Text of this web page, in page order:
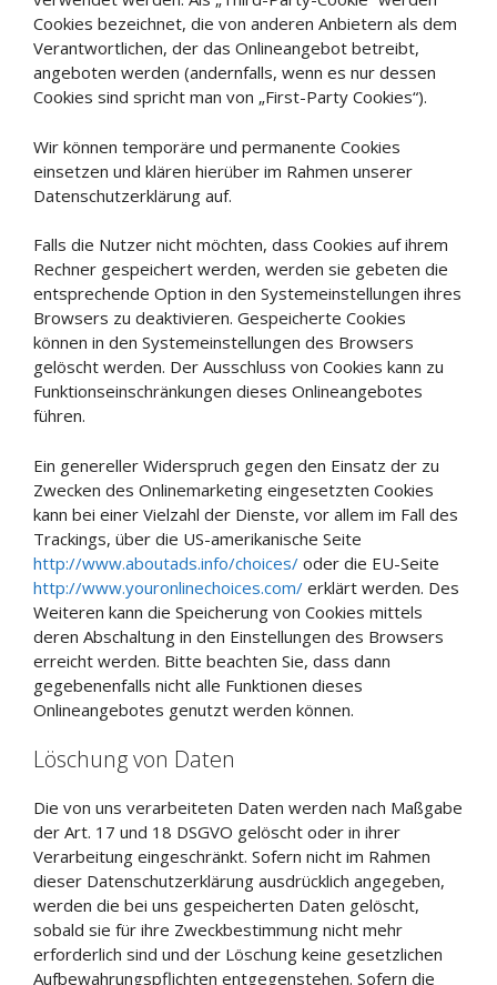
Cookies bezeichnet, die von anderen Anbietern als dem
Verantwortlichen, der das Onlineangebot betreibt,
angeboten werden (andernfalls, wenn es nur dessen
Cookies sind spricht man von „First-Party Cookies“).
Wir können temporäre und permanente Cookies
einsetzen und klären hierüber im Rahmen unserer
Datenschutzerklärung auf.
Falls die Nutzer nicht möchten, dass Cookies auf ihrem
Rechner gespeichert werden, werden sie gebeten die
entsprechende Option in den Systemeinstellungen ihres
Browsers zu deaktivieren. Gespeicherte Cookies
können in den Systemeinstellungen des Browsers
gelöscht werden. Der Ausschluss von Cookies kann zu
Funktionseinschränkungen dieses Onlineangebotes
führen.
Ein genereller Widerspruch gegen den Einsatz der zu
Zwecken des Onlinemarketing eingesetzten Cookies
kann bei einer Vielzahl der Dienste, vor allem im Fall des
Trackings, über die US-amerikanische Seite
http://www.aboutads.info/choices/ oder die EU-Seite
http://www.youronlinechoices.com/ erklärt werden. Des
Weiteren kann die Speicherung von Cookies mittels
deren Abschaltung in den Einstellungen des Browsers
erreicht werden. Bitte beachten Sie, dass dann
gegebenenfalls nicht alle Funktionen dieses
Onlineangebotes genutzt werden können.
Löschung von Daten
Die von uns verarbeiteten Daten werden nach Maßgabe
der Art. 17 und 18 DSGVO gelöscht oder in ihrer
Verarbeitung eingeschränkt. Sofern nicht im Rahmen
dieser Datenschutzerklärung ausdrücklich angegeben,
werden die bei uns gespeicherten Daten gelöscht,
sobald sie für ihre Zweckbestimmung nicht mehr
erforderlich sind und der Löschung keine gesetzlichen
Aufbewahrungspflichten entgegenstehen. Sofern die